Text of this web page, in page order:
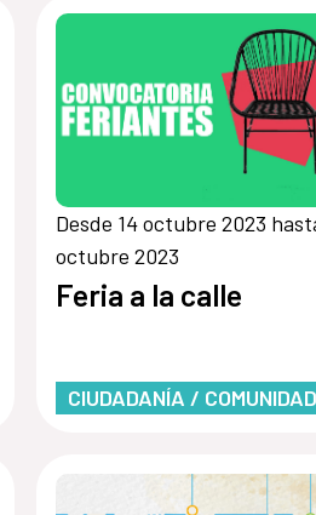
Desde 14 octubre 2023
octubre 2023
Feria a la calle
CIUDADANÍA / COMUNIDAD